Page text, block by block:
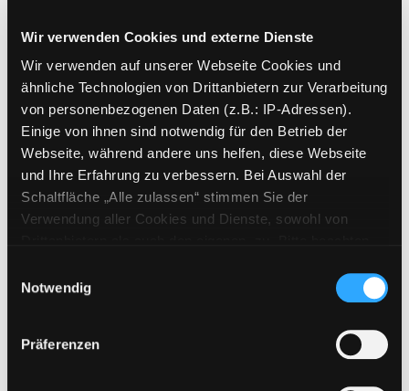
Wir verwenden Cookies und externe Dienste
Wir verwenden auf unserer Webseite Cookies und
ähnliche Technologien von Drittanbietern zur Verarbeitung
von personenbezogenen Daten (z.B.: IP-Adressen).
Einige von ihnen sind notwendig für den Betrieb der
Webseite, während andere uns helfen, diese Webseite
und Ihre Erfahrung zu verbessern. Bei Auswahl der
Schaltfläche „Alle zulassen“ stimmen Sie der
Verwendung aller Cookies und Dienste, sowohl von
Cookies von Drittanbietern, eine Verarbeitung in
unsicheren Drittländern (Länder außerhalb des EWR
ohne adäquates Datenschutzniveau) stattfinden kann. In
diesem Zusammenhang können aktuell Risiken für
Notwendig
Präferenzen
Weitere Suchkriterien
Erwerbungen der letzten Tage
Jahr von
Medien anzeigen, die nach dem Jahr veröffentlicht
Jahr bis
Medien anzeigen, die vor dem
E-Medien
Mediengruppe